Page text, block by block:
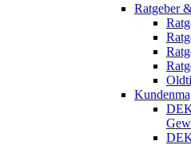
Ratgeber